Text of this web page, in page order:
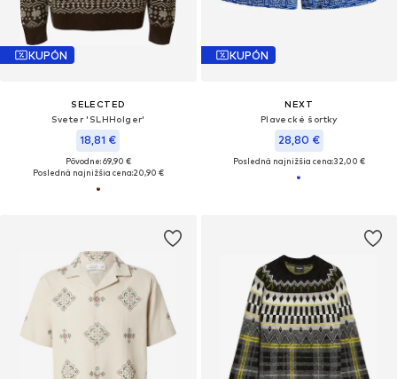
KUPÓN
SELECTED
Sveter 'SLHHolger'
18,81 €
Pôvodne: 69,90 €
Posledná najnižšia cena:20,90 €
KUPÓN
NEXT
Plavecké šortky
28,80 €
Posledná najnižšia cena:32,00 €